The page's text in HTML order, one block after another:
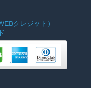
クレジット）